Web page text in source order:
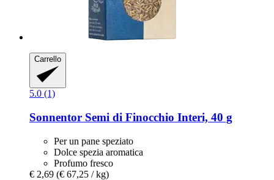
Carrello
5.0 (1)
Sonnentor Semi di Finocchio Interi, 40 g
Per un pane speziato
Dolce spezia aromatica
Profumo fresco
€ 2,69 (€ 67,25 / kg)